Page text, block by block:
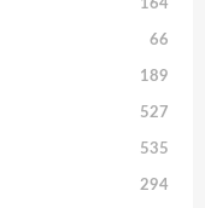
164
66
189
527
535
294